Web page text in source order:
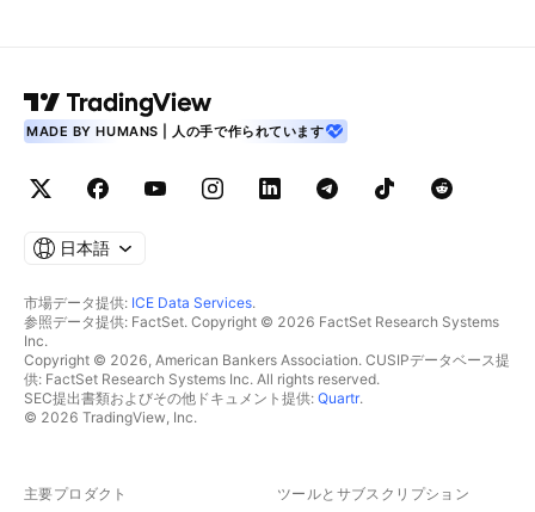
MADE BY HUMANS | 人の手で作られています
日本語
市場データ提供: ICE Data Services.
参照データ提供: FactSet. Copyright © 2026 FactSet Research Systems
Inc.
Copyright © 2026, American Bankers Association. CUSIPデータベース提
供: FactSet Research Systems Inc. All rights reserved.
SEC提出書類およびその他ドキュメント提供: Quartr.
© 2026 TradingView, Inc.
主要プロダクト ツールとサブスクリプション